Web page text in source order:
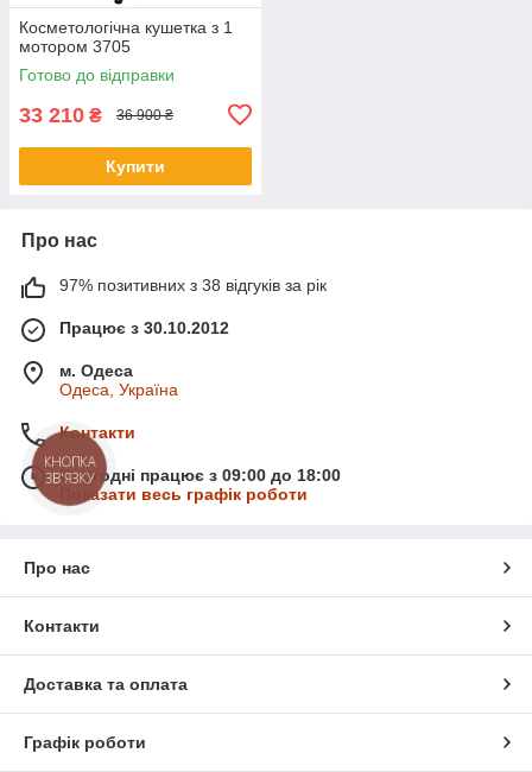
Косметологічна кушетка з 1
мотором 3705
Готово до відправки
33 210 ₴ 36 900 ₴
Купити
Про нас
97% позитивних з 38 відгуків за рік
Працює з 30.10.2012
м. Одеса
Одеса, Україна
Контакти
Сьогодні працює з 09:00 до 18:00
Показати весь графік роботи
Про нас
Контакти
Доставка та оплата
Графік роботи
КНОПКА
ЗВ'ЯЗКУ